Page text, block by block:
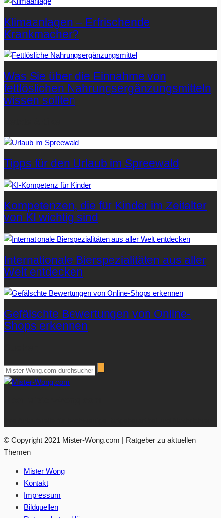
Klimaanlagen – Erfrischende
Krankmacher?
Was Sie über die Einnahme von
fettlöslichen Nahrungsergänzungsmitteln
wissen sollten
Tipps für den Urlaub im Spreewald
Kompetenzen, die für Kinder im Zeitalter
von KI wichtig sind
Internationale Bierspezialitäten aus aller
Welt entdecken
Gefälschte Bewertungen von Online-
Shops erkennen
© Copyright 2021 Mister-Wong.com | Ratgeber zu aktuellen
Themen
Mister Wong
Kontakt
Impressum
Bildquellen